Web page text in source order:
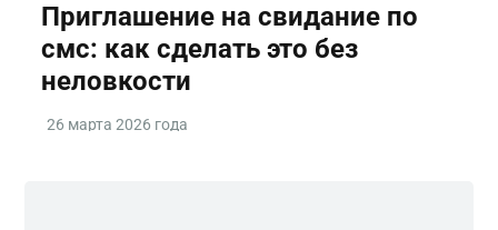
Приглашение на свидание по
смс: как сделать это без
неловкости
26 марта 2026 года